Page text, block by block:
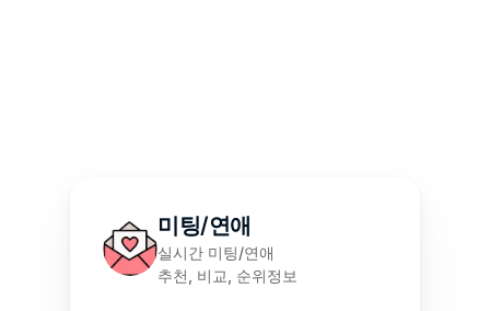
미팅/연애
실시간 미팅/연애
추천, 비교, 순위정보